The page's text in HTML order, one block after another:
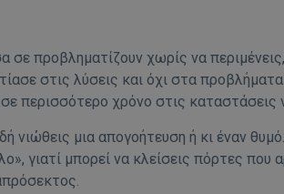
προβληματίζουν χωρίς να
στις λύσεις και όχι στα
περισσότερο χρόνο στις καταστάσεις
νιώθεις μια απογοήτευση ή κι έναν
γιατί μπορεί να κλείσεις πόρτες που
Cloudflare Inc.
.onesignal.com